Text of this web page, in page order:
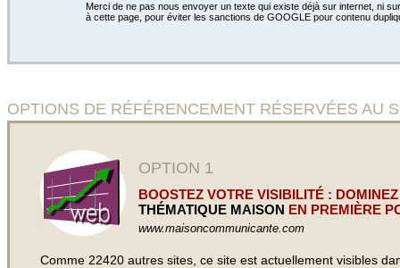
Merci de ne pas nous envoyer un texte qui existe déjà sur internet, ni
à cette page, pour éviter les sanctions de GOOGLE pour contenu
OPTIONS DE RÉFÉRENCEMENT RÉSERVÉES AU
OPTION 1
BOOSTEZ VOTRE VISIBILITÉ :
THÉMATIQUE MAISON EN PREMIÈRE
www.maisoncommunicante.com
Comme 22420 autres sites, ce site est actuellement visibles